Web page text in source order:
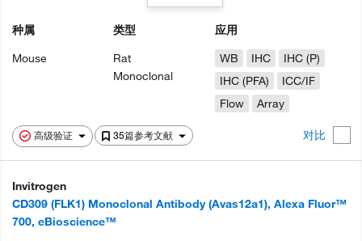
高级验证 35篇参考文献 对比
种属
Mouse
类型
Rat
Monoclonal
应用
WB
IHC
IHC (P)
IHC (PFA)
ICC/IF
Flow
Array
Invitrogen
CD309 (FLK1) Monoclonal Antibody (Avas12a1), Alexa Fluor™
700, eBioscience™